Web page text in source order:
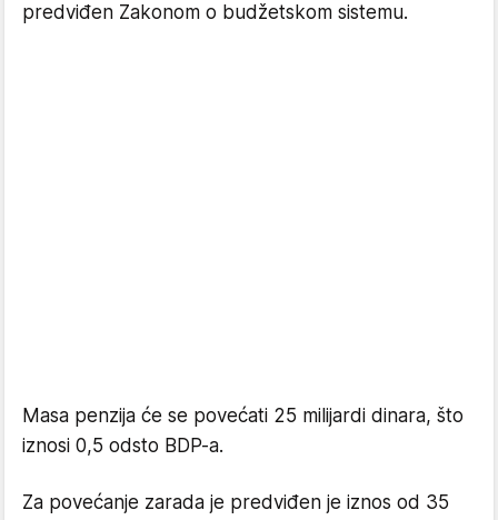
predviđen Zakonom o budžetskom sistemu.
Masa penzija će se povećati 25 milijardi dinara, što
iznosi 0,5 odsto BDP-a.
Za povećanje zarada je predviđen je iznos od 35